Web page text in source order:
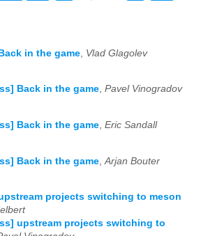
in the game Vlad Glagolev
Back in the game, Pavel Vinogradov
Back in the game Eric Sandall
Back in the game Arjan Bouter
projects switching to meson
upstream projects switching to